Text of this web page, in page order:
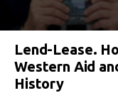
Lend-Lease.
Western Aid
History